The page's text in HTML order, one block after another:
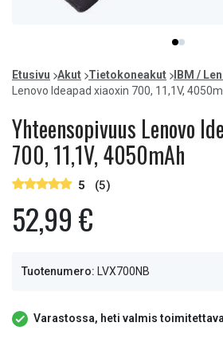
item
0
item
1
of
2
Etusivu Akut Tietokoneakut
IBM /
Lenovo Ideapad xiaoxin 700, 11,1V,
Yhteensopivuus Lenovo
700, 11,1V, 4050mAh
5 (5)
52,99 €
Tuotenumero: LVX700NB
Varastossa, heti valmis